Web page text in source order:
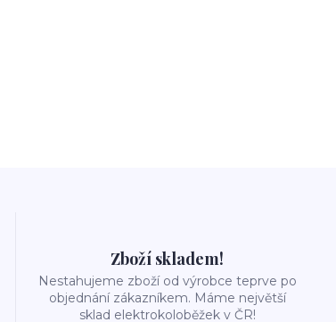
Zboží skladem!
Nestahujeme zboží od výrobce teprve po
objednání zákazníkem. Máme největší
sklad elektrokoloběžek v ČR!